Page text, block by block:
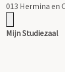
013 Hermina en
Mijn Studiezaal